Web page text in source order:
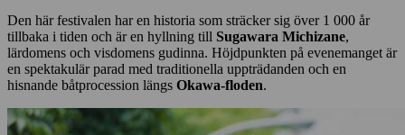
Den här festivalen har en historia som sträcker sig över 1 000 år
tillbaka i tiden och är en hyllning till Sugawara Michizane,
lärdomens och visdomens gudinna. Höjdpunkten på evenemanget är
en spektakulär parad med traditionella uppträdanden och en
hisnande båtprocession längs Okawa-floden.